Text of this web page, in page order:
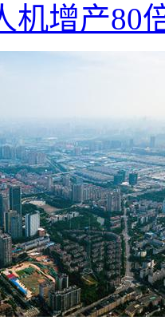
机增产80